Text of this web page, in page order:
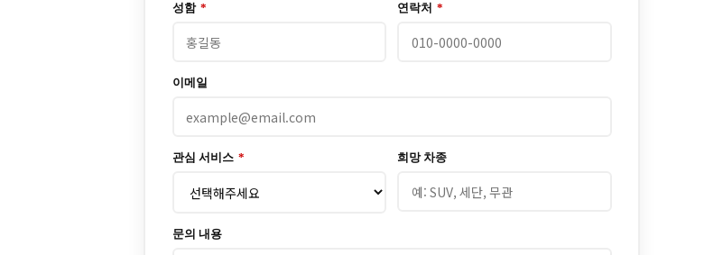
성함 * 연락처 *
이메일
관심 서비스 * 희망 차종
문의 내용